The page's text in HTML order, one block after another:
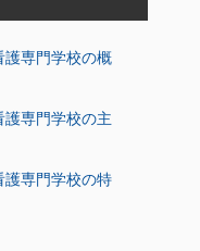
専門学校の概
専門学校の主
専門学校の特